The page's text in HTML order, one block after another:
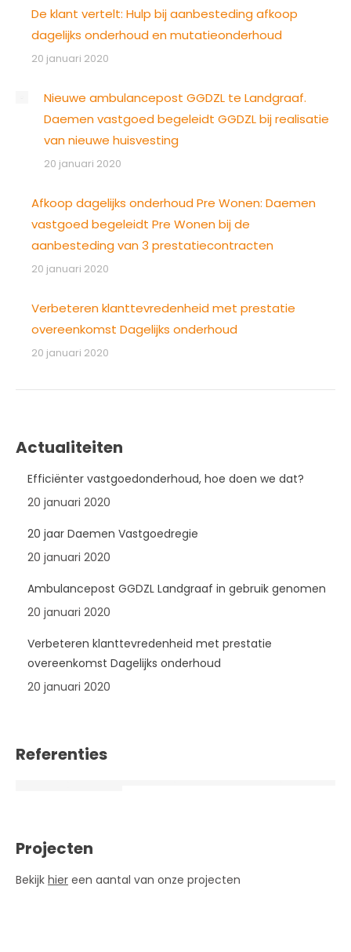
De klant vertelt: Hulp bij aanbesteding afkoop
dagelijks onderhoud en mutatieonderhoud
20 januari 2020
Nieuwe ambulancepost GGDZL te Landgraaf.
Daemen vastgoed begeleidt GGDZL bij realisatie
van nieuwe huisvesting
20 januari 2020
Afkoop dagelijks onderhoud Pre Wonen: Daemen
vastgoed begeleidt Pre Wonen bij de
aanbesteding van 3 prestatiecontracten
20 januari 2020
Verbeteren klanttevredenheid met prestatie
overeenkomst Dagelijks onderhoud
20 januari 2020
Actualiteiten
Efficiënter vastgoedonderhoud, hoe doen we dat?
20 januari 2020
20 jaar Daemen Vastgoedregie
20 januari 2020
Ambulancepost GGDZL Landgraaf in gebruik genomen
20 januari 2020
Verbeteren klanttevredenheid met prestatie
overeenkomst Dagelijks onderhoud
20 januari 2020
Referenties
Projecten
Bekijk hier een aantal van onze projecten